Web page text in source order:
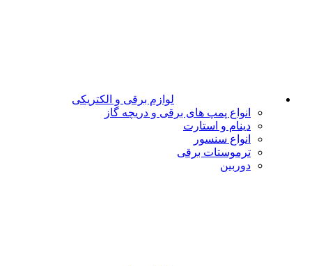
لوازم برقی و الکتریکی
انواع پمپ های برقی و دریچه گاز
دینام و استارت
انواع سنسور
ترموستات برقی
دوربین